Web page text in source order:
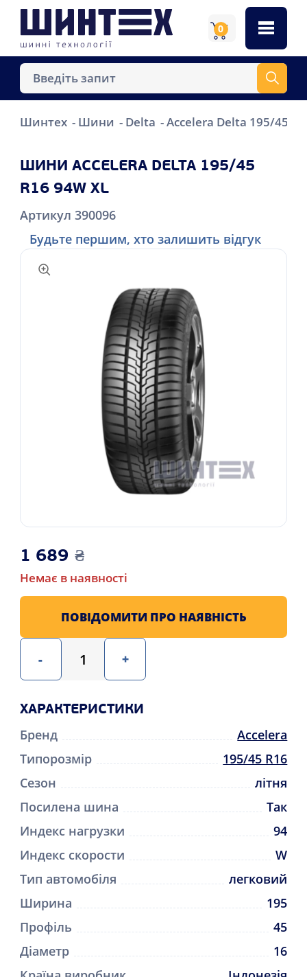
0
Шинтех Шини Delta Accelera Delta 195/45
ШИНИ ACCELERA DELTA 195/45
R16 94W XL
Артикул 390096
Будьте першим, хто залишить відгук
1 689 ₴
Немає в наявності
- +
ПОВІДОМИТИ ПРО НАЯВНІСТЬ
ХАРАКТЕРИСТИКИ
Бренд
Accelera
Типорозмір
195/45 R16
Сезон
літня
Посилена шина
Так
Индекс нагрузки
94
Индекс скорости
W
Тип автомобіля
легковий
Ширина
195
Профіль
45
Діаметр
16